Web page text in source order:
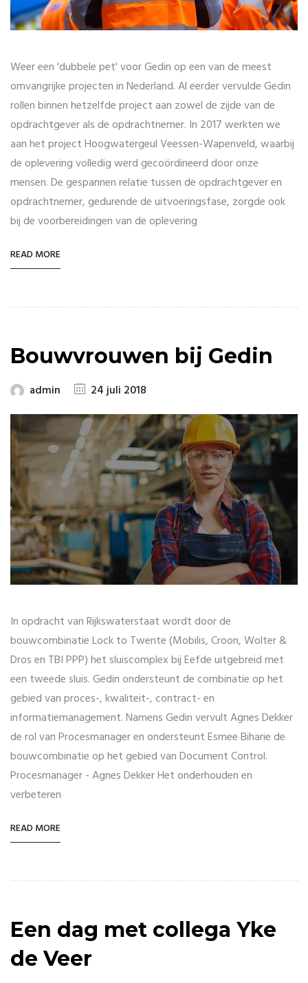
Weer een 'dubbele pet' voor Gedin op een van de meest
omvangrijke projecten in Nederland. Al eerder vervulde Gedin
rollen binnen hetzelfde project aan zowel de zijde van de
opdrachtgever als de opdrachtnemer. In 2017 werkten we
aan het project Hoogwatergeul Veessen-Wapenveld, waarbij
de oplevering volledig werd gecoördineerd door onze
mensen. De gespannen relatie tussen de opdrachtgever en
opdrachtnemer, gedurende de uitvoeringsfase, zorgde ook
bij de voorbereidingen van de oplevering
READ MORE
Bouwvrouwen bij Gedin
admin 24 juli 2018
In opdracht van Rijkswaterstaat wordt door de
bouwcombinatie Lock to Twente (Mobilis, Croon, Wolter &
Dros en TBI PPP) het sluiscomplex bij Eefde uitgebreid met
een tweede sluis. Gedin ondersteunt de combinatie op het
gebied van proces-, kwaliteit-, contract- en
informatiemanagement. Namens Gedin vervult Agnes Dekker
de rol van Procesmanager en ondersteunt Esmee Biharie de
bouwcombinatie op het gebied van Document Control.
Procesmanager - Agnes Dekker Het onderhouden en
verbeteren
READ MORE
Een dag met collega Yke
de Veer